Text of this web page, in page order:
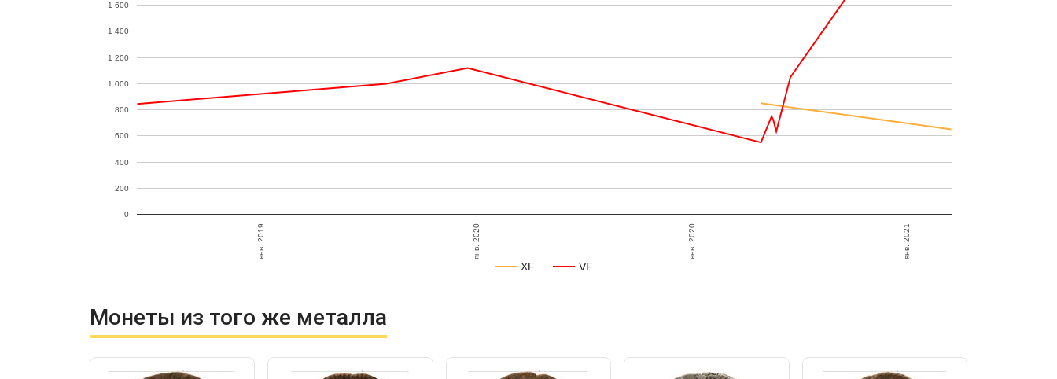
XF VF
янв. 2019 янв. 2020 янв. 2020 янв. 2021
0
200
400
600
800
1 000
1 200
1 400
1 600
Монеты из того же металла